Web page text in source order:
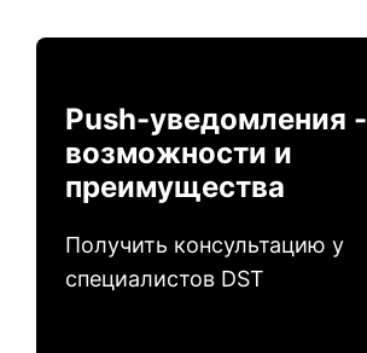
Push-уведомления -
возможности и
преимущества
Получить консультацию у
специалистов DST